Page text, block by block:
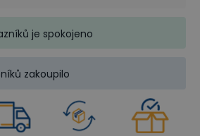
je spokojeno
zakoupilo